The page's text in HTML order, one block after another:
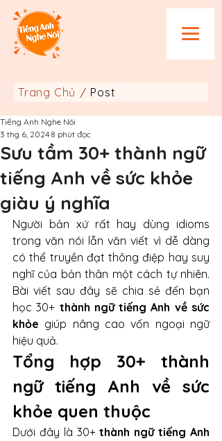
Trang Chủ / Post
Sưu tầm 30+ thành ngữ
tiếng Anh về sức khỏe
giàu ý nghĩa
Tiếng Anh Nghe Nói
3 thg 6, 2024 8 phút đọc
Người bản xứ rất hay dùng idioms
trong văn nói lẫn văn viết vì dễ dàng
có thể truyền đạt thông điệp hay suy
nghĩ của bản thân một cách tự nhiên.
Bài viết sau đây sẽ chia sẻ đến bạn
học 30+ thành ngữ tiếng Anh về sức
khỏe giúp nâng cao vốn ngoại ngữ
hiệu quả.
Tổng hợp 30+ thành
ngữ tiếng Anh về sức
khỏe quen thuộc
Dưới đây là 30+ thành ngữ tiếng Anh